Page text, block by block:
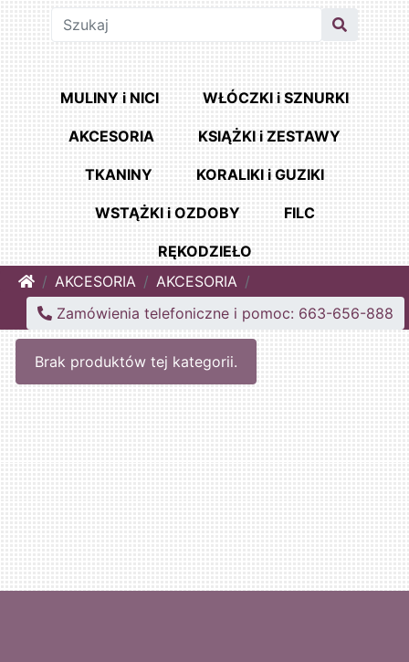
MULINY i NICI WŁÓCZKI i SZNURKI
AKCESORIA KSIĄŻKI i ZESTAWY
TKANINY KORALIKI i GUZIKI
WSTĄŻKI i OZDOBY FILC
RĘKODZIEŁO
HomeAKCESORIA
AKCESORIA
Zamówienia telefoniczne i pomoc: 663-656-888
Brak produktów tej kategorii.